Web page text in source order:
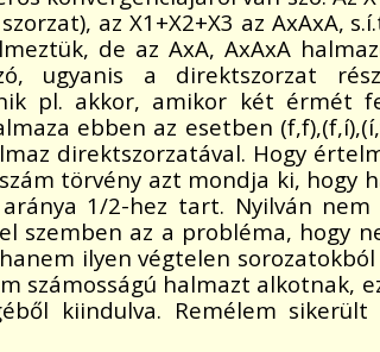
az X1+X2+X3 az AxAxA,
de az AxA, AxAxA
a direktszorzat
pl. akkor, amikor két érmét
ebben az esetben
direktszorzatával. Hogy
törvény azt mondja ki, hogy
1/2-hez tart. Nyilván
szemben az a probléma, hogy
ilyen végtelen
számosságú halmazt alkotnak,
kiindulva. Remélem